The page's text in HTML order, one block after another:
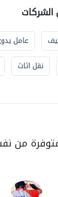
الشركات
عامل
نقل اثاث
من